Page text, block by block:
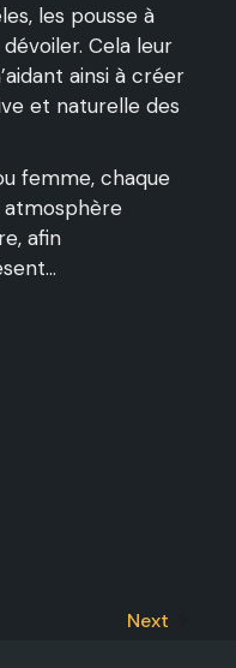
les pousse à
Cela leur
ainsi à créer
et naturelle des
femme, chaque
atmosphère
afin
Next